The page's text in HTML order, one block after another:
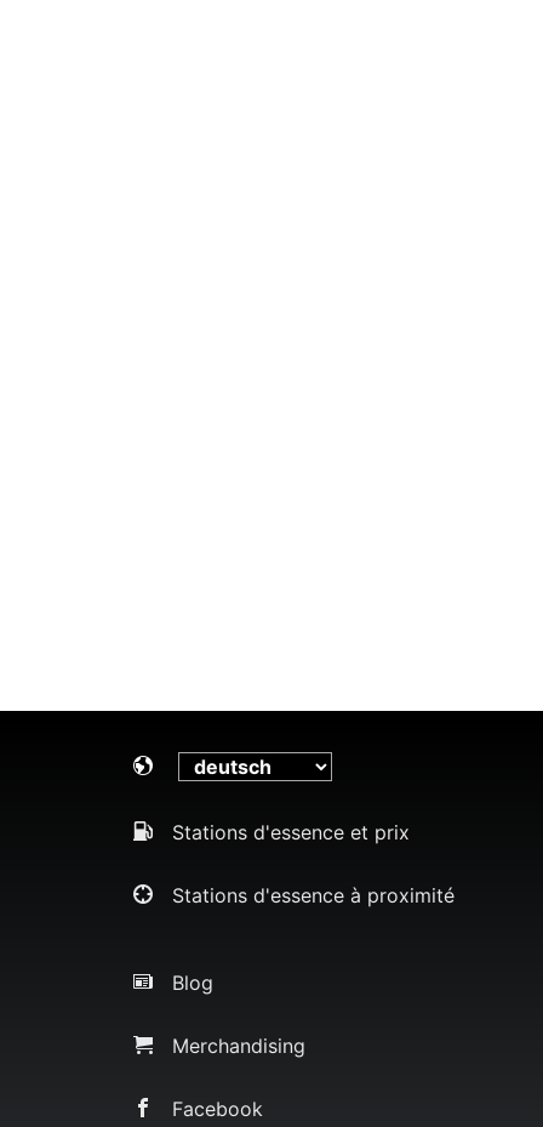
Stations d'essence et prix
Stations d'essence à proximité
Blog
Merchandising
Facebook